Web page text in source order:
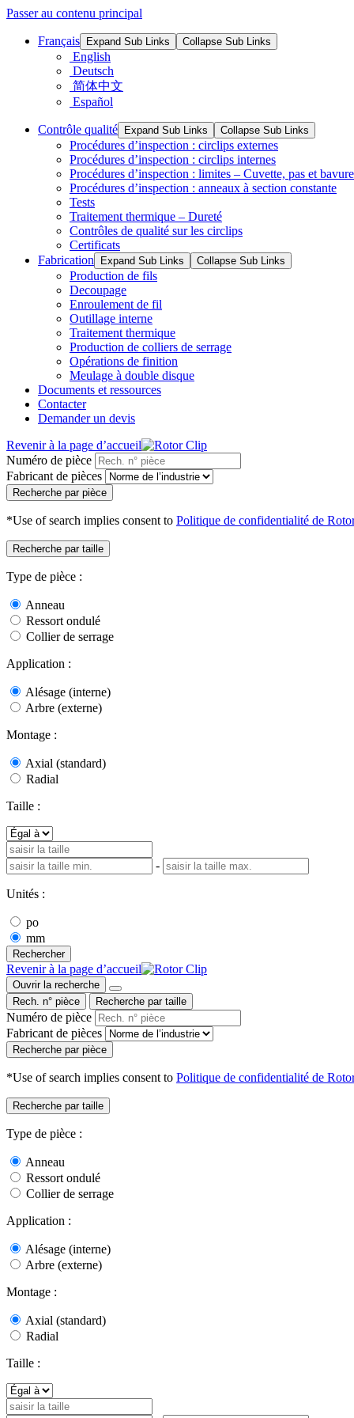
Passer au contenu principal
Français Expand Sub Links Collapse Sub Links
English
Deutsch
简体中文
Español
Contrôle qualité Expand Sub Links Collapse Sub Links
Procédures d’inspection : circlips externes
Procédures d’inspection : circlips internes
Procédures d’inspection : limites – Cuvette, pas et bavure
Procédures d’inspection : anneaux à section constante
Tests
Traitement thermique – Dureté
Contrôles de qualité sur les circlips
Certificats
Fabrication
Expand Sub Links Collapse Sub Links
Production de fils
Decoupage
Enroulement de fil
Outillage interne
Traitement thermique
Production de colliers de serrage
Opérations de finition
Meulage à double disque
Documents et ressources
Contacter
Demander un devis
Revenir à la page d’accueil
Numéro de pièce
Fabricant de pièces
Recherche par pièce
*Use of search implies consent to Politique de confidentialité de
Recherche par taille
Type de pièce :
Anneau
Ressort ondulé
Collier de serrage
Application :
Alésage (interne)
Arbre (externe)
Montage :
Axial (standard)
Radial
Taille :
-
Unités :
po
mm
Rechercher
Revenir à la page d’accueil
Ouvrir la recherche
Rech. n° pièce
Recherche par taille
Numéro de pièce
Fabricant de pièces
Recherche par pièce
*Use of search implies consent to Politique de confidentialité de
Recherche par taille
Type de pièce :
Anneau
Ressort ondulé
Collier de serrage
Application :
Alésage (interne)
Arbre (externe)
Montage :
Axial (standard)
Radial
Taille :